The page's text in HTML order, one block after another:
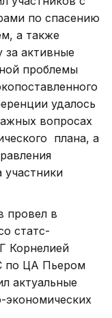
по спасению
а также
за активные
проблемы
удалось
вопросах
плана, а
участники
провел в
статс-
Корнелией
по ЦА Пьером
актуальные
экономических